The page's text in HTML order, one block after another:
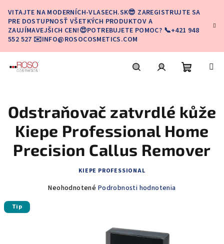
obsah
VITAJTE NA MODERNÍCH-VLASECH.SK😎 ZAREGISTRUJTE SA
PRE DOSTUPNOSŤ VŠETKÝCH PRODUKTOV A
ZAUJÍMAVEJŠICH CEN!😍POTREBUJETE POMOC? 📞+421 948
552 527 ✉️INFO@ROSOCOSMETICS.COM
košík
Odstraňovač zatvrdlé kůže
Kiepe Professional Home
Precision Callus Remover
KIEPE PROFESSIONAL
Priemerné
Neohodnotené Podrobnosti hodnotenia
Tip